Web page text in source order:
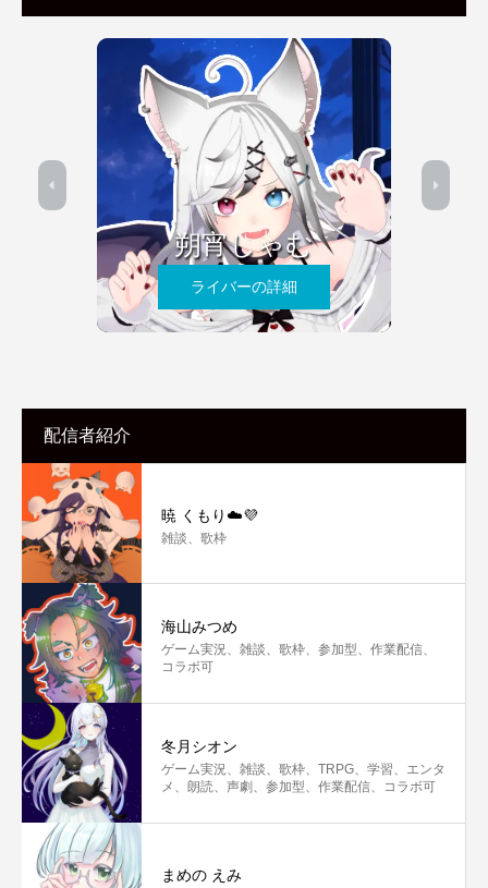
朔宵しゃむ
ライバーの詳細
配信者紹介
暁 くもり☁️💜
雑談、歌枠
海山みつめ
ゲーム実況、雑談、歌枠、参加型、作業配信、
コラボ可
冬月シオン
ゲーム実況、雑談、歌枠、TRPG、学習、エンタ
メ、朗読、声劇、参加型、作業配信、コラボ可
まめの えみ